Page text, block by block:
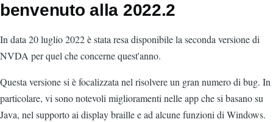
benvenuto alla 2022.2
In data 20 luglio 2022 è stata resa disponibile la seconda versione di
NVDA per quel che concerne quest'anno.
Questa versione si è focalizzata nel risolvere un gran numero di bug. In
particolare, vi sono notevoli miglioramenti nelle app che si basano su
Java, nel supporto ai display braille e ad alcune funzioni di Windows.